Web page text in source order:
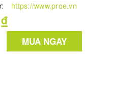
https://www.proe.vn
MUA NGAY